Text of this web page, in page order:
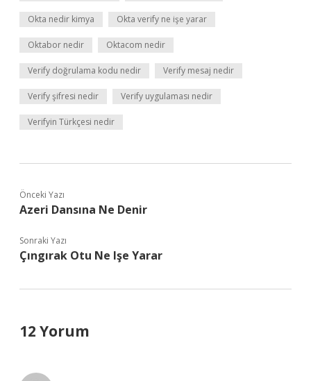
Okta nedir kimya Okta verify ne işe yarar
Oktabor nedir Oktacom nedir
Verify doğrulama kodu nedir Verify mesaj nedir
Verify şifresi nedir Verify uygulaması nedir
Verifyin Türkçesi nedir
Önceki Yazı
Azeri Dansına Ne Denir
Sonraki Yazı
Çıngırak Otu Ne Işe Yarar
12 Yorum